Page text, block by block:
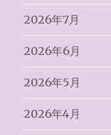
2026年7月
2026年6月
2026年5月
2026年4月